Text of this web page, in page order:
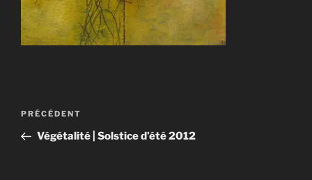
Navigation
l’article
Article
précédent
PRÉCÉDENT
Végétalité | Solstice d’été 2012